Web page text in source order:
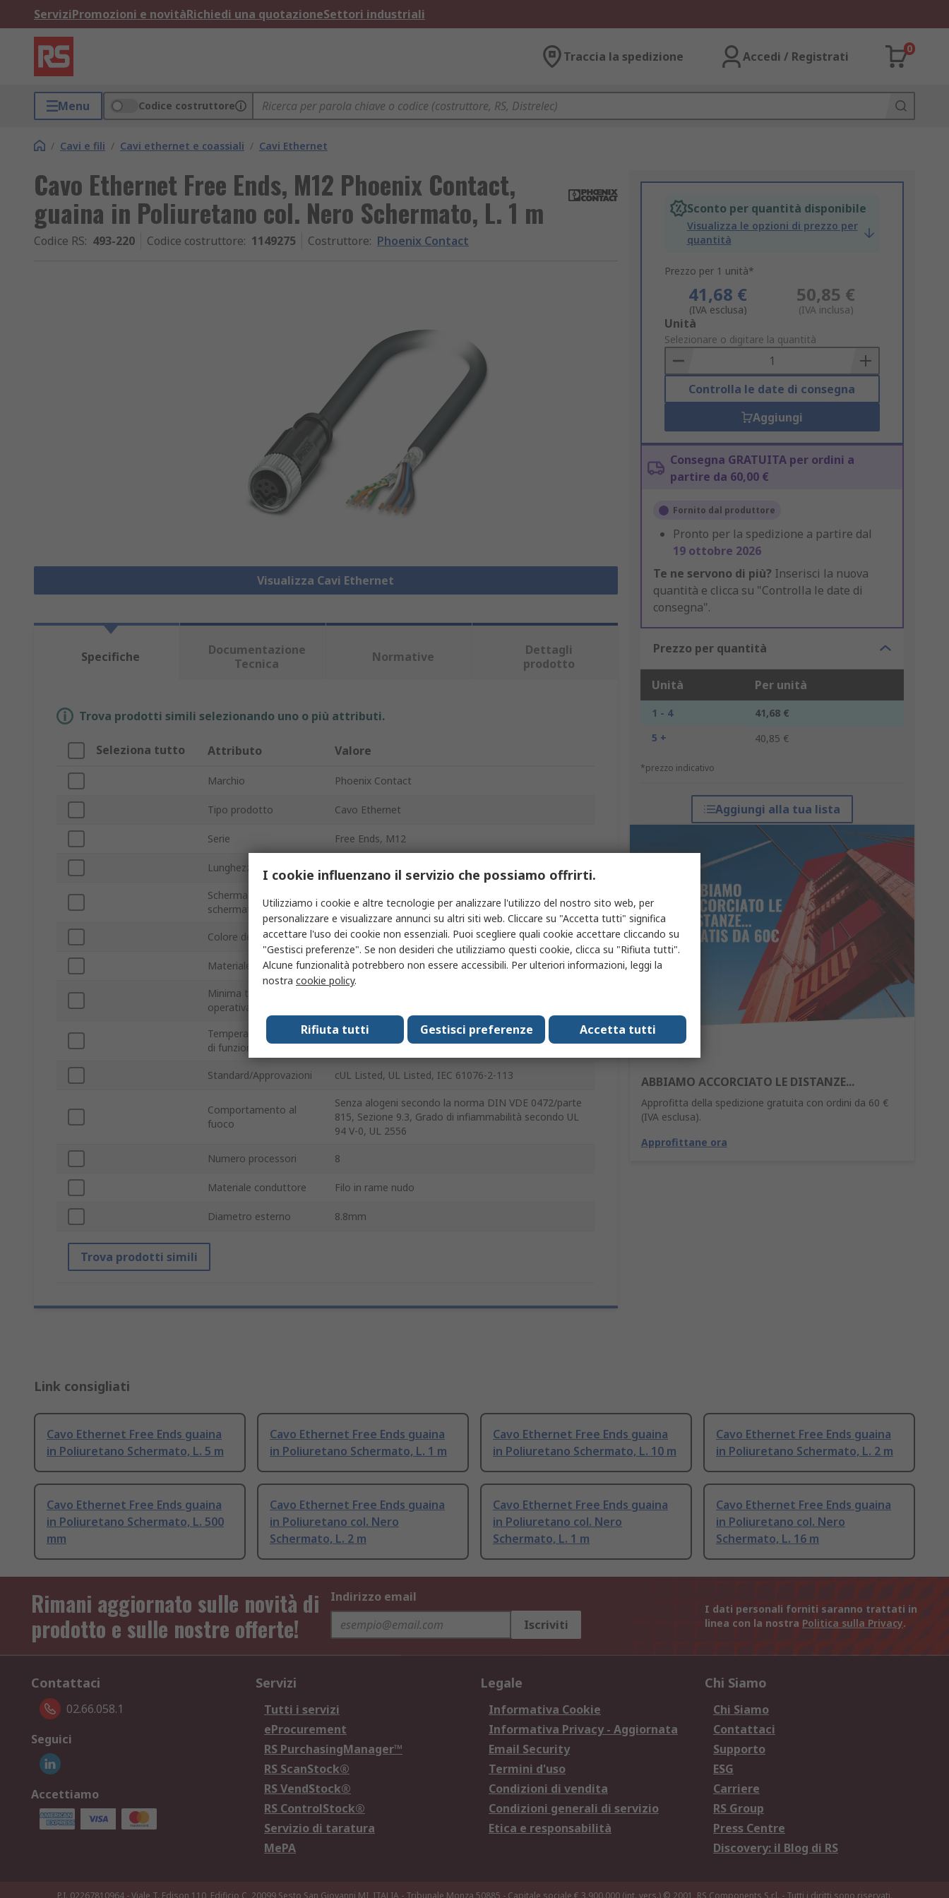
ServiziPromozioni e novitàRichiedi una quotazioneSettori industriali
Traccia la spedizione Accedi / Registrati
0
Menu Codice costruttore
/ Cavi e fili / Cavi ethernet e coassiali / Cavi Ethernet
Cavo Ethernet Free Ends, M12 Phoenix Contact,
guaina in Poliuretano col. Nero Schermato, L. 1 m
Codice RS: 493-220 Codice costruttore: 1149275 Costruttore: Phoenix Contact
Visualizza Cavi Ethernet
Sconto per quantità disponibile
Visualizza le opzioni di prezzo per
quantità
Prezzo per 1 unità*
41,68 €
(IVA esclusa)
50,85 €
(IVA inclusa)
Add
to
Basket
Unità
Selezionare o digitare la quantità
Controlla le date di consegna
Aggiungi
Consegna GRATUITA per ordini a
partire da 60,00 €
Fornito dal produttore
Pronto per la spedizione a partire dal
19 ottobre 2026
Te ne servono di più? Inserisci la nuova
quantità e clicca su "Controlla le date di
consegna".
Prezzo per quantità
Unità Per unità
1 - 4
41,68 €
5 +
40,85 €
*prezzo indicativo
Aggiungi alla tua lista
ABBIAMO ACCORCIATO LE DISTANZE...
Approfitta della spedizione gratuita con ordini da 60 €
(IVA esclusa).
Approfittane ora
Specifiche
Documentazione
Tecnica
Normative
Dettagli
prodotto
Trova prodotti simili selezionando uno o più attributi.
Seleziona tutto Attributo Valore
Marchio Phoenix Contact
Tipo prodotto Cavo Ethernet
Serie Free Ends, M12
Lunghezza cavo 1m
Schermato/non
schermato
Schermato
Colore della guaina Nero
Materiale della guaina Poliuretano
Minima temperatura
operativa
Temperatura massima
di funzionamento
85°C
Standard/Approvazioni cUL Listed, UL Listed, IEC 61076-2-113
Comportamento al
fuoco
Senza alogeni secondo la norma DIN VDE 0472/parte
815, Sezione 9.3, Grado di infiammabilità secondo UL
94 V-0, UL 2556
Numero processori 8
Materiale conduttore Filo in rame nudo
Diametro esterno 8.8mm
Trova prodotti simili
Link consigliati
Cavo Ethernet Free Ends guaina
in Poliuretano Schermato, L. 5 m
Cavo Ethernet Free Ends guaina
in Poliuretano Schermato, L. 1 m
Cavo Ethernet Free Ends guaina
in Poliuretano Schermato, L. 10 m
Cavo Ethernet Free Ends guaina
in Poliuretano Schermato, L. 2 m
Cavo Ethernet Free Ends guaina
in Poliuretano Schermato, L. 500
mm
Cavo Ethernet Free Ends guaina
in Poliuretano col. Nero
Schermato, L. 2 m
Cavo Ethernet Free Ends guaina
in Poliuretano col. Nero
Schermato, L. 1 m
Cavo Ethernet Free Ends guaina
in Poliuretano col. Nero
Schermato, L. 16 m
Rimani aggiornato sulle novità di
prodotto e sulle nostre offerte!
Indirizzo email
Iscriviti
I dati personali forniti saranno trattati in
linea con la nostra Politica sulla Privacy.
Contattaci
02.66.058.1
Seguici
Accettiamo
Servizi
Tutti i servizi
eProcurement
RS PurchasingManager™
RS ScanStock®
RS VendStock®
RS ControlStock®
Servizio di taratura
MePA
Legale
Informativa Cookie
Informativa Privacy - Aggiornata
Email Security
Termini d'uso
Condizioni di vendita
Condizioni generali di servizio
Etica e responsabilità
Chi Siamo
Chi Siamo
Contattaci
Supporto
ESG
Carriere
RS Group
Press Centre
Discovery: il Blog di RS
I cookie influenzano il servizio che possiamo offrirti.
Utilizziamo i cookie e altre tecnologie per analizzare l'utilizzo del nostro sito web, per
personalizzare e visualizzare annunci su altri siti web. Cliccare su "Accetta tutti" significa
accettare l'uso dei cookie non essenziali. Puoi scegliere quali cookie accettare cliccando su
"Gestisci preferenze". Se non desideri che utilizziamo questi cookie, clicca su "Rifiuta tutti".
Alcune funzionalità potrebbero non essere accessibili. Per ulteriori informazioni, leggi la
nostra cookie policy.
Accetta tutti
Gestisci preferenze
Rifiuta tutti